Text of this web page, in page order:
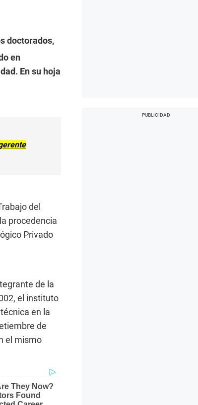
doctorados,
en
En su hoja
del
procedencia
Privado
de la
el instituto
en la
de
el mismo